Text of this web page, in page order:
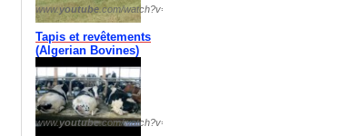
www.youtube .com/watch?v=
Tapis et revêtements
(Algerian Bovines)
www.youtube.com/watch?v=